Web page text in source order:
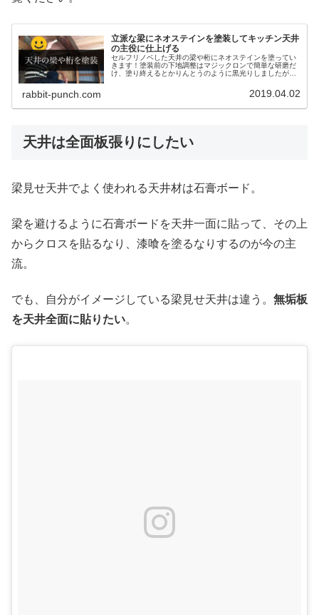
立派な梁にネオステインを塗装してキッチン天井
の主役に仕上げる
セルフリノベした天井の梁や桁にネオステインを塗ってい
きます！塗装前の下地調整はマジックロンで簡単な研磨だ
け、塗り終えるとかりんとうのように黒光りしましたが乾
rabbit-punch.com 2019.04.02
天井は全面板張りにしたい
梁見せ天井でよく使われる天井材は石膏ボード。
梁を避けるように石膏ボードを天井一面に貼って、その上
からクロスを貼るなり、漆喰を塗るなりするのが今の主
流。
でも、自分がイメージしている梁見せ天井は違う。 無垢板
を天井全面に貼りたい。